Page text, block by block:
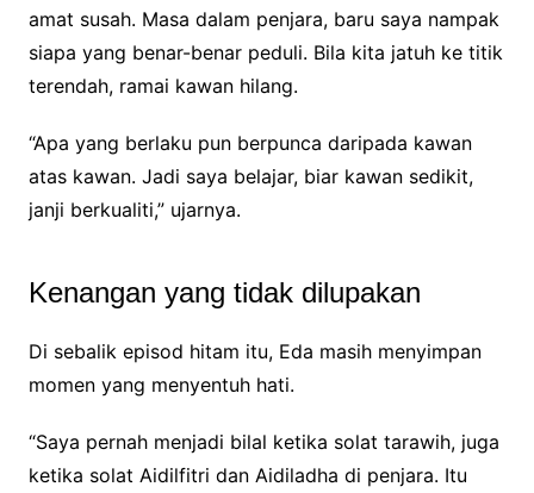
amat susah. Masa dalam penjara, baru saya nampak
siapa yang benar-benar peduli. Bila kita jatuh ke titik
terendah, ramai kawan hilang.
“Apa yang berlaku pun berpunca daripada kawan
atas kawan. Jadi saya belajar, biar kawan sedikit,
janji berkualiti,” ujarnya.
Kenangan yang tidak dilupakan
Di sebalik episod hitam itu, Eda masih menyimpan
momen yang menyentuh hati.
“Saya pernah menjadi bilal ketika solat tarawih, juga
ketika solat Aidilfitri dan Aidiladha di penjara. Itu